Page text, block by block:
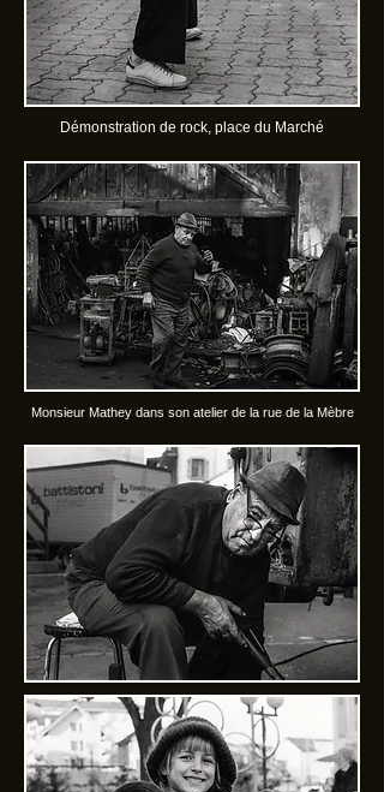
Démonstration de rock, place du Marché
Monsieur Mathey dans son atelier de la rue de la Mèbre